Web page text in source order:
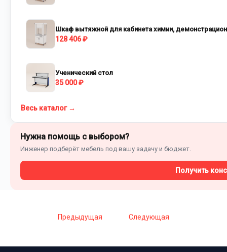
Шкаф вытяжной для кабинета химии,
128 406 ₽
Ученический стол
35 000 ₽
Весь каталог →
Нужна помощь с выбором?
Инженер подберёт мебель под вашу задачу и бюджет.
Получить
Предыдущая Следующая